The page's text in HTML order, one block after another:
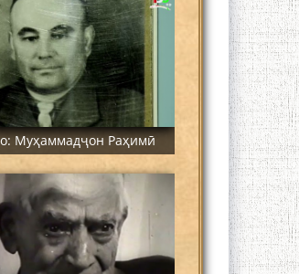
Муҳаммадҷон Раҳимӣ